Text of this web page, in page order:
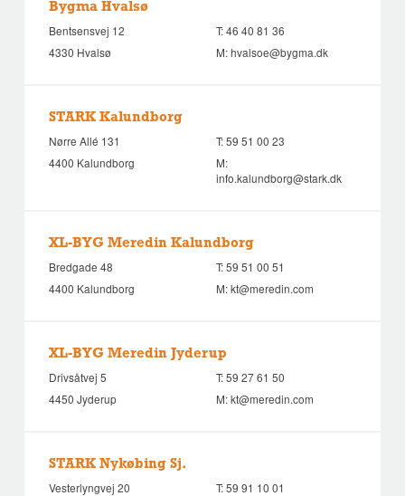
Bygma Hvalsø
Bentsensvej 12
4330 Hvalsø
T:46 40 81 36
M:hvalsoe@bygma.dk
STARK Kalundborg
Nørre Allé 131
4400 Kalundborg
T:59 51 00 23
M:
info.kalundborg@stark.dk
XL-BYG Meredin Kalundborg
Bredgade 48
4400 Kalundborg
T:59 51 00 51
M:kt@meredin.com
XL-BYG Meredin Jyderup
Drivsåtvej 5
4450 Jyderup
T:59 27 61 50
M:kt@meredin.com
STARK Nykøbing Sj.
Vesterlyngvej 20
T:59 91 10 01